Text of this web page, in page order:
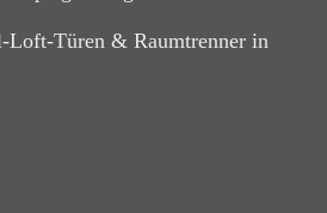
Loft-Türen & Raumtrenner in